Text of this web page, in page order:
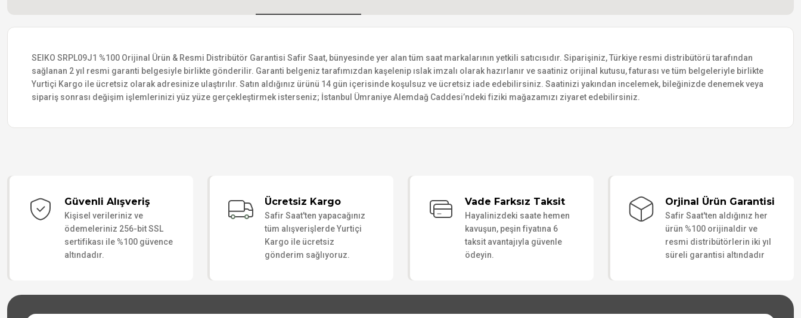
SEIKO SRPL09J1 %100 Orijinal Ürün & Resmi Distribütör Garantisi Safir Saat, bünyesinde yer alan tüm saat markalarının yetkili satıcısıdır. Siparişiniz, Türkiye resmi distribütörü tarafından
sağlanan 2 yıl resmi garanti belgesiyle birlikte gönderilir. Garanti belgeniz tarafımızdan kaşelenip ıslak imzalı olarak hazırlanır ve saatiniz orijinal kutusu, faturası ve tüm belgeleriyle birlikte
Yurtiçi Kargo ile ücretsiz olarak adresinize ulaştırılır. Satın aldığınız ürünü 14 gün içerisinde koşulsuz ve ücretsiz iade edebilirsiniz. Saatinizi yakından incelemek, bileğinizde denemek veya
sipariş sonrası değişim işlemlerinizi yüz yüze gerçekleştirmek isterseniz; İstanbul Ümraniye Alemdağ Caddesi’ndeki fiziki mağazamızı ziyaret edebilirsiniz.
Güvenli Alışveriş
Kişisel verileriniz ve
ödemeleriniz 256-bit SSL
sertifikası ile %100 güvence
altındadır.
Ücretsiz Kargo
Safir Saat'ten yapacağınız
tüm alışverişlerde Yurtiçi
Kargo ile ücretsiz
gönderim sağlıyoruz.
Vade Farksız Taksit
Hayalinizdeki saate hemen
kavuşun, peşin fiyatına 6
taksit avantajıyla güvenle
ödeyin.
Orjinal Ürün Garantisi
Safir Saat'ten aldığınız her
ürün %100 orijinaldir ve
resmi distribütörlerin iki yıl
süreli garantisi altındadır